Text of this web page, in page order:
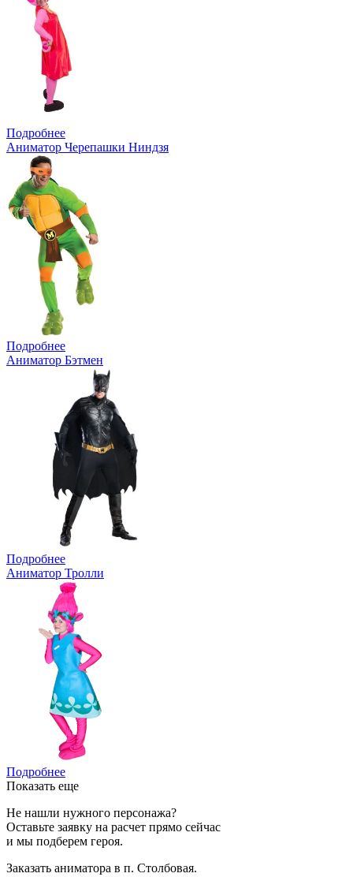
Подробнее
Аниматор Черепашки Ниндзя
Подробнее
Аниматор Бэтмен
Подробнее
Аниматор Тролли
Подробнее
Показать еще
Не нашли нужного персонажа?
Оставьте заявку на расчет прямо сейчас
и мы подберем героя.
Заказать аниматора в п. Столбовая.